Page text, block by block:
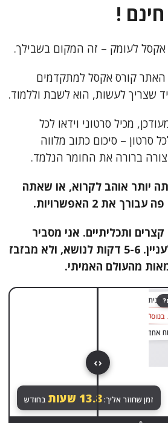
צור קשר
לעומק – זה המקום בשבילך.
האתר קורס אקסל למתקדמים
שצריך לעשות, הוא לשבת וללמוד.
מכיל סרטוני וידאו לכל
סרטון – סיכום כתוב מלווה
ברורה את החומר הנלמד.
יותר אוהב לקרוא, או שאתה
את 2 האפשרויות.
ותכליתיים. אני מסביר
מהר, מקצועי, ישר ולעניין. 5-6 דקות לנושא, ולא מבזבז
מהעולם האמיתי.
מקובץ לקובץ…
זמן שחוזר אליך:13.8 שעות בחודש
‹ ›